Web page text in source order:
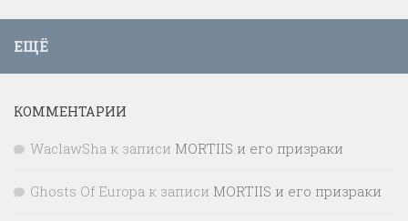
ЕЩЁ
КОММЕНТАРИИ
WaclawSha к записи MORTIIS и его призраки
Ghosts Of Europa к записи MORTIIS и его призраки